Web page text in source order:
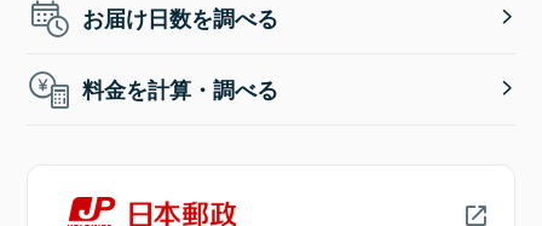
お届け日数を調べる
料金を計算・調べる